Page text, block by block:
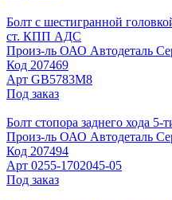
Болт с шестигранной
ст. КПП АДС
Произ-ль ОАО Автодеталь
Код 207469
Арт GB5783М8
Под заказ
Болт стопора заднего хода
Произ-ль ОАО Автодеталь
Код 207494
Арт 0255-1702045-05
Под заказ